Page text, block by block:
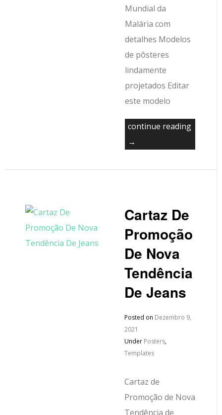
Mundial da
Malária com
detalhes Modelos
de pôsteres
lindamente
projetados Editar
este modelo
continue reading
→
Cartaz De
Promoção
De Nova
Tendência
De Jeans
Posted on Dezembro 9,
2021
Under Posters,
Templates
Cartaz de
Promoção de Nova
Tendência de